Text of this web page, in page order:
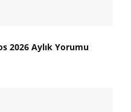
2026 Aylık Yorumu